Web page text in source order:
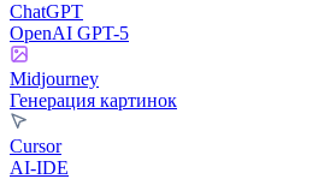
ChatGPT
OpenAI GPT-5
Midjourney
Генерация картинок
Cursor
AI-IDE